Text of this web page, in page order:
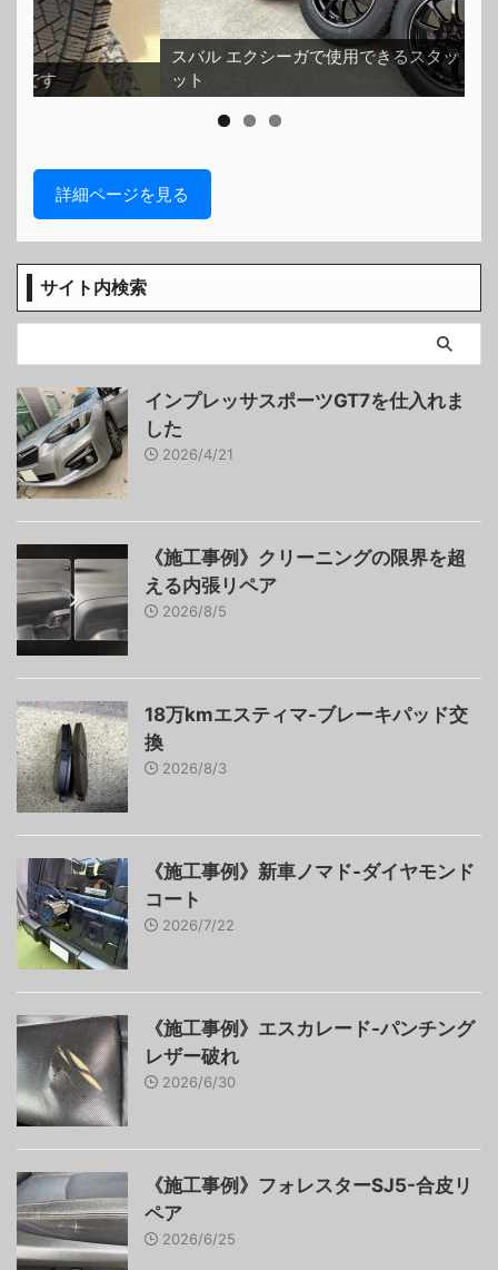
スバル エクシーガで使用できるスタッドレスタイヤセ
ット
詳細ページを見る
サイト内検索
インプレッサスポーツGT7を仕入れま
した
2026/4/21
《施工事例》クリーニングの限界を超
える内張リペア
2026/8/5
18万kmエスティマ-ブレーキパッド交
換
2026/8/3
《施工事例》新車ノマド-ダイヤモンド
コート
2026/7/22
《施工事例》エスカレード-パンチング
レザー破れ
2026/6/30
《施工事例》フォレスターSJ5-合皮リ
ペア
2026/6/25